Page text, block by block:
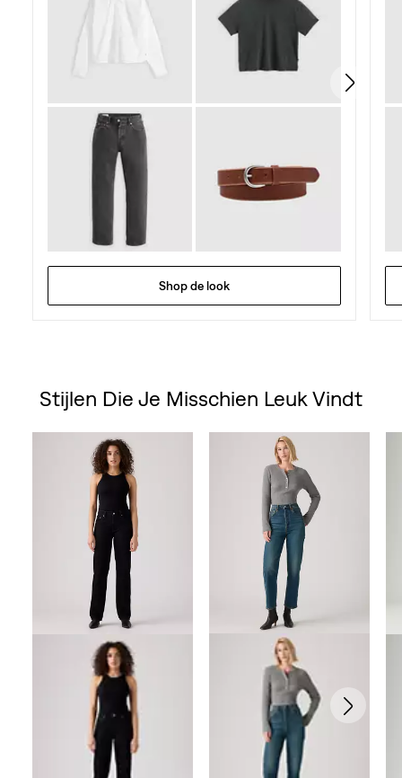
Shop de look
Stijlen Die Je Misschien Leuk Vindt